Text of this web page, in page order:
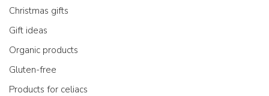
Christmas gifts
Gift ideas
Organic products
Gluten-free
Products for celiacs